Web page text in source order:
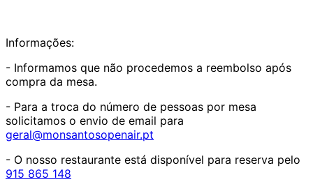
Informações:
- Informamos que não procedemos a reembolso após
compra da mesa.
- Para a troca do número de pessoas por mesa
solicitamos o envio de email para
geral@monsantosopenair.pt
- O nosso restaurante está disponível para reserva pelo
915 865 148